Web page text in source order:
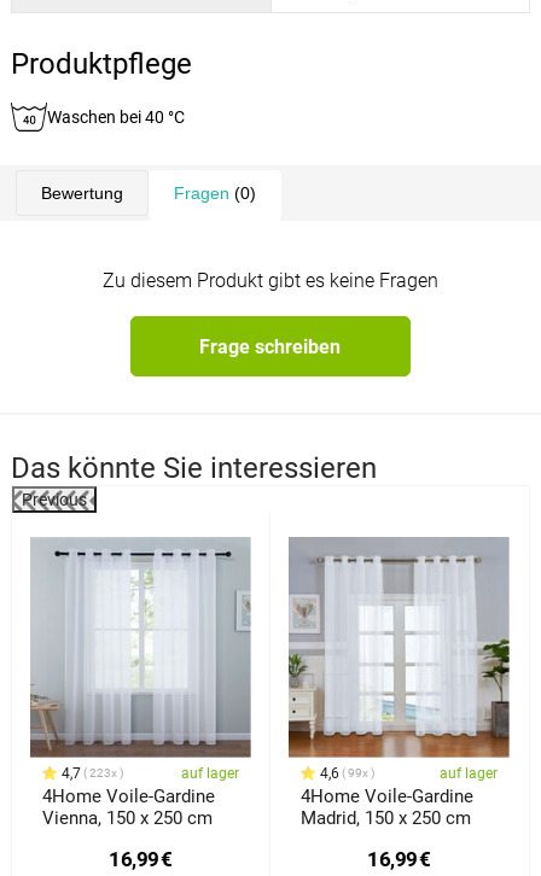
Produktpflege
Waschen bei 40 °C
Bewertung Fragen (0)
Zu diesem Produkt gibt es keine Fragen
Frage schreiben
Das könnte Sie interessieren
Previous
4,7 223x auf lager
4Home Voile-Gardine
Vienna, 150 x 250 cm
16,99€
4,6 99x auf lager
4Home Voile-Gardine
Madrid, 150 x 250 cm
16,99€